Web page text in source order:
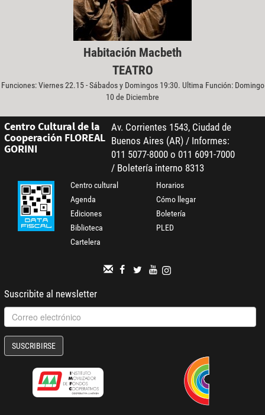
Habitación Macbeth
TEATRO
Funciones: Viernes 22.15 - Sábados y Domingos 19:30. Ultima Función: Domingo
10 de Diciembre
Centro Cultural de la
Cooperación FLOREAL
GORINI
Av. Corrientes 1543, Ciudad de
Buenos Aires (AR) / Informes:
011 5077-8000 o 011 6091-7000
/ Boletería interno 8313
Centro cultural
Agenda
Ediciones
Biblioteca
Cartelera
Horarios
Cómo llegar
Boletería
PLED
Suscribite al newsletter
SUSCRIBIRSE